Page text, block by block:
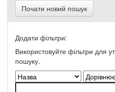
Почати новий пошук
Додати фільтри:
Використовуйте фільтри для
пошуку.